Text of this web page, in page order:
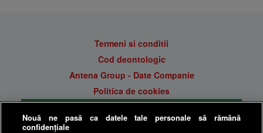
Termeni si conditii
Cod deontologic
Antena Group - Date Companie
Politica de cookies
Politica de confidentialitate
Nouă ne pasă ca datele tale personale să rămână
confidențiale